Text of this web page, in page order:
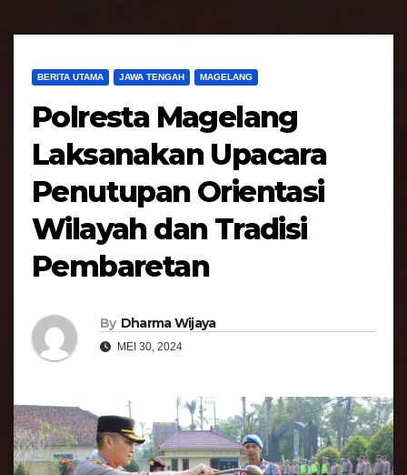
BERITA UTAMA JAWA TENGAH MAGELANG
Polresta Magelang
Laksanakan Upacara
Penutupan Orientasi
Wilayah dan Tradisi
Pembaretan
By Dharma Wijaya
MEI 30, 2024